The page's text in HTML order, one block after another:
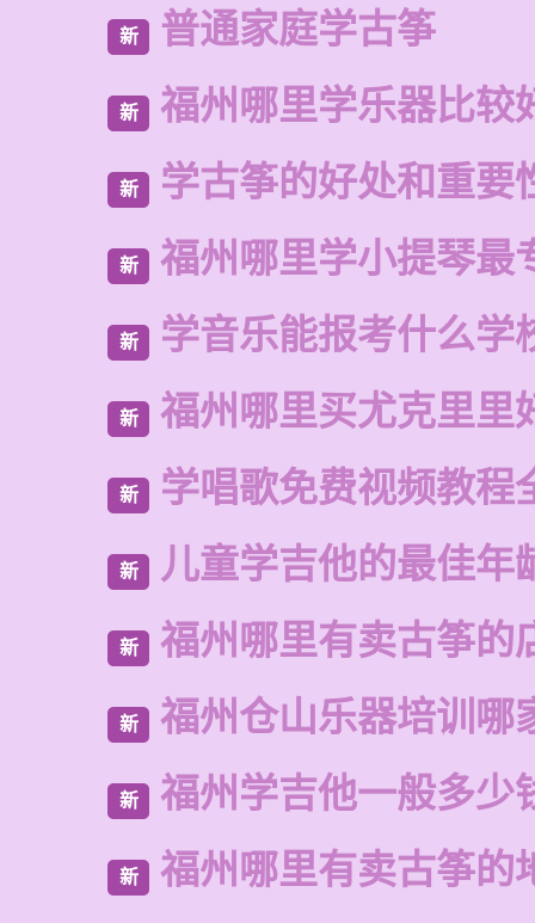
新 普通家庭学古筝
新 福州哪里学乐器比较
新 学古筝的好处和重要
新 福州哪里学小提琴最
新 学音乐能报考什么学
新 福州哪里买尤克里里
新 学唱歌免费视频教程
新 儿童学吉他的最佳年
新 福州哪里有卖古筝的
新 福州仓山乐器培训哪
新 福州学吉他一般多少
新 福州哪里有卖古筝的